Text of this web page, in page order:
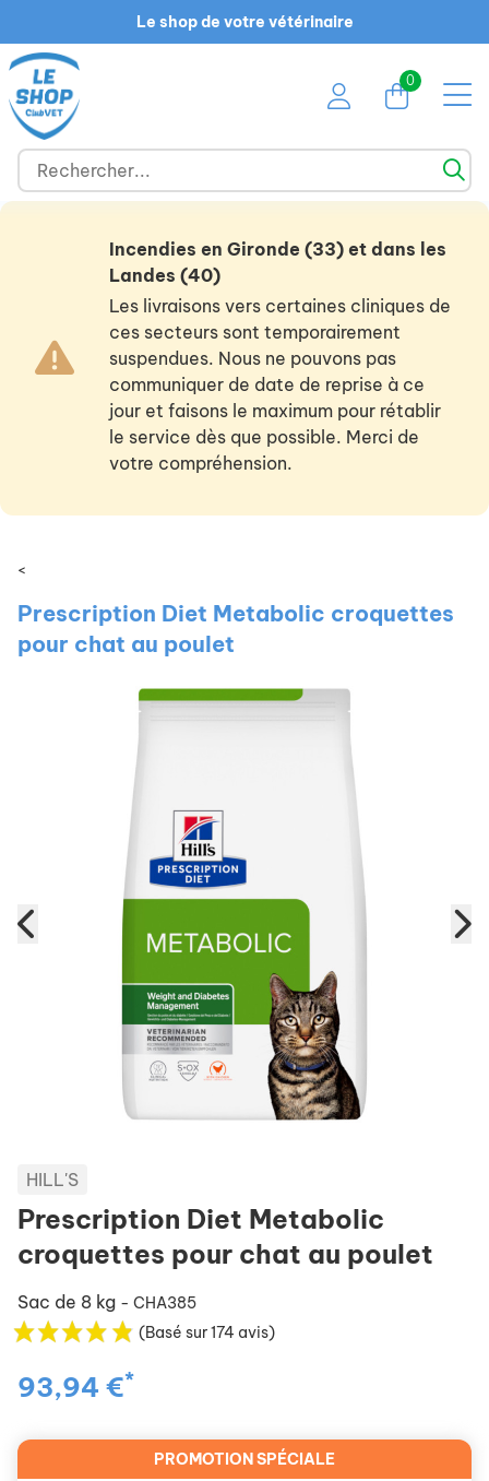
Le shop de votre vétérinaire
0
Incendies en Gironde (33) et dans les
Landes (40)
Les livraisons vers certaines cliniques de
ces secteurs sont temporairement
suspendues. Nous ne pouvons pas
communiquer de date de reprise à ce
jour et faisons le maximum pour rétablir
le service dès que possible. Merci de
votre compréhension.
<
Prescription Diet Metabolic croquettes
pour chat au poulet
HILL'S
Prescription Diet Metabolic
croquettes pour chat au poulet
Sac de 8 kg - CHA385
(Basé sur 174 avis)
93,94 €*
PROMOTION SPÉCIALE